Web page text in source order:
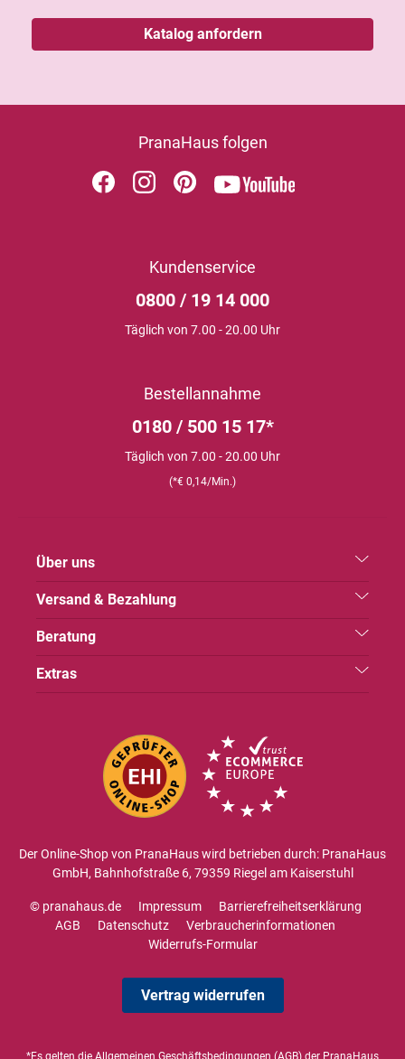
Katalog anfordern
PranaHaus folgen
Kundenservice
0800 / 19 14 000
Täglich von 7.00 - 20.00 Uhr
Bestellannahme
0180 / 500 15 17*
Täglich von 7.00 - 20.00 Uhr
(*€ 0,14/Min.)
Über uns
Versand & Bezahlung
Beratung
Extras
Der Online-Shop von PranaHaus wird betrieben durch: PranaHaus
GmbH, Bahnhofstraße 6, 79359 Riegel am Kaiserstuhl
© pranahaus.de Impressum
Barrierefreiheitserklärung
AGB
Datenschutz
Verbraucherinformationen
Widerrufs-Formular
Vertrag widerrufen
*Es gelten die Allgemeinen Geschäftsbedingungen (AGB) der PranaHaus